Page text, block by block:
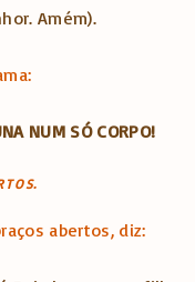
Amém).
NUM SÓ CORPO!
abertos, diz: